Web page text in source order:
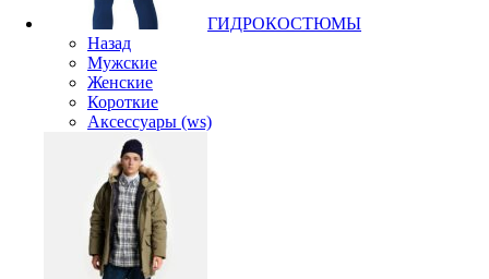
ГИДРОКОСТЮМЫ
Назад
Мужские
Женские
Короткие
Аксессуары (ws)